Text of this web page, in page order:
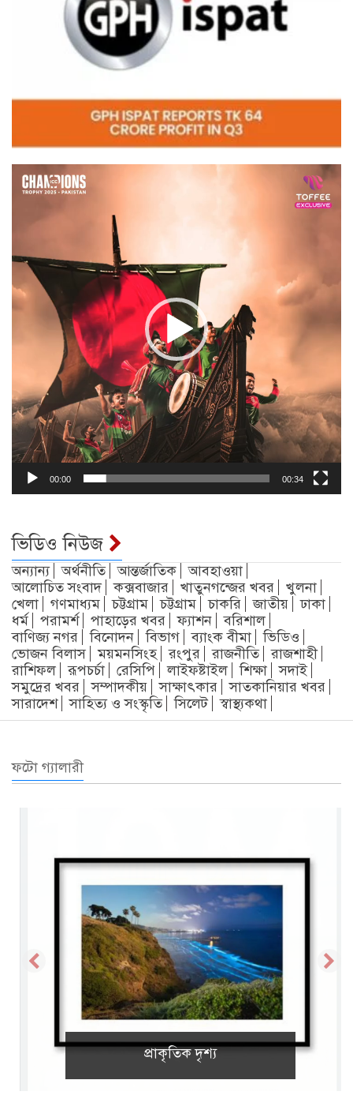
Video
Player
00:00 00:34
ভিডিও নিউজ
অন্যান্য অর্থনীতি আন্তর্জাতিক
আবহাওয়া
আলোচিত সংবাদ
কক্সবাজার খাতুনগন্জের খবর
খুলনা
খেলা
গণমাধ্যম চট্টগ্রাম চট্টগ্রাম চাকরি জাতীয়
ঢাকা
ধর্ম
পরামর্শ পাহাড়ের খবর ফ্যাশন
বরিশাল
বাণিজ্য নগর
বিনোদন বিভাগ ব্যাংক বীমা
ভিডিও
ভোজন বিলাস
ময়মনসিংহ রংপুর রাজনীতি
রাজশাহী
রাশিফল
রূপচর্চা রেসিপি লাইফষ্টাইল শিক্ষা
সদাই
সমুদ্রের খবর
সম্পাদকীয় সাক্ষাৎকার
সাতকানিয়ার খবর
সারাদেশ
সাহিত্য ও সংস্কৃতি সিলেট স্বাস্থ্যকথা
ফটো গ্যালারী
প্রাকৃতিক দৃশ্য